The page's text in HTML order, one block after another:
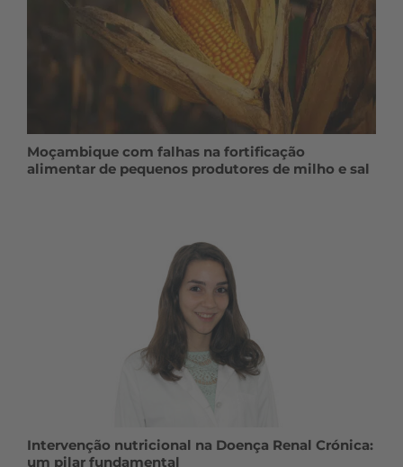
Moçambique com falhas na fortificação
alimentar de pequenos produtores de milho e sal
Intervenção nutricional na Doença Renal Crónica:
um pilar fundamental